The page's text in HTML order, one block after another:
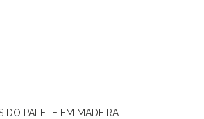
DO PALETE EM MADEIRA